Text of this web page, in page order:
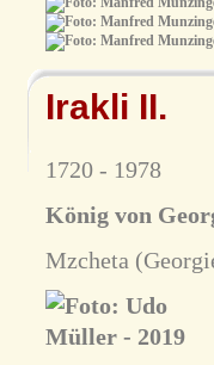
Irakli II.
1720 - 1978
König von
Mzcheta